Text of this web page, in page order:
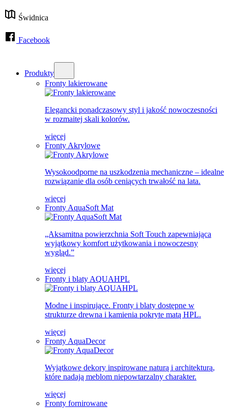
Świdnica
Facebook
Produkty
Fronty lakierowane
Elegancki ponadczasowy styl i jakość nowoczesności
w rozmaitej skali kolorów.
więcej
Fronty Akrylowe
Wysokoodporne na uszkodzenia mechaniczne – idealne
rozwiązanie dla osób ceniących trwałość na lata.
więcej
Fronty AquaSoft Mat
„Aksamitna powierzchnia Soft Touch zapewniająca
wyjątkowy komfort użytkowania i nowoczesny
wygląd.”
więcej
Fronty i blaty AQUAHPL
Modne i inspirujące. Fronty i blaty dostępne w
strukturze drewna i kamienia pokryte matą HPL.
więcej
Fronty AquaDecor
Wyjątkowe dekory inspirowane naturą i architekturą,
które nadają meblom niepowtarzalny charakter.
więcej
Fronty fornirowane